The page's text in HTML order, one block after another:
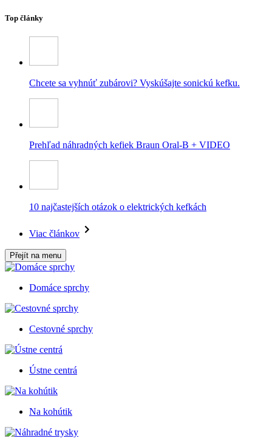
Top články
Chcete sa vyhnúť zubárovi? Vyskúšajte sonickú kefku.
Prehľad náhradných kefiek Braun Oral-B + VIDEO
10 najčastejších otázok o elektrických kefkách
Viac článkov
Přejít na menu
Domáce sprchy
Cestovné sprchy
Ústne centrá
Na kohútik